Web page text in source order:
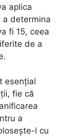
aplica
a determina
fi 15, ceea
de a
esențial
fie că
a
l cu